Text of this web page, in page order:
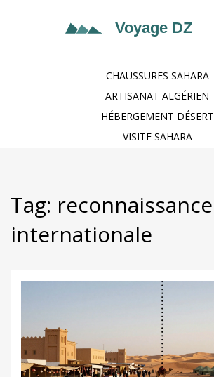
CHAUSSURES SAHARA
ARTISANAT ALGÉRIEN
HÉBERGEMENT DÉSERT
VISITE SAHARA
Tag: reconnaissance
internationale